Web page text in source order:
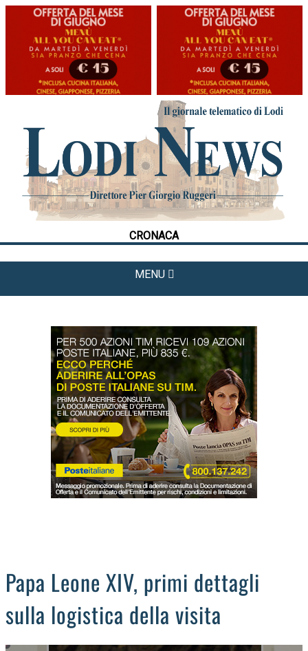
CRONACA
MENU
HOME
CRONACA
POLITICA
LA FOTO
METEO
CULTURA
DAL TERRITORIO
OROSCOPO
LA PIAZZA
ANIMALI
OCCHIO ALLA TRUFFA
NECROLOGI
Papa Leone XIV, primi dettagli
sulla logistica della visita